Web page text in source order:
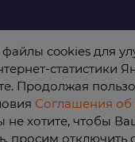
cookies для
статистики
Продолжая
Соглашения об
не хотите, чтобы
просим отключить